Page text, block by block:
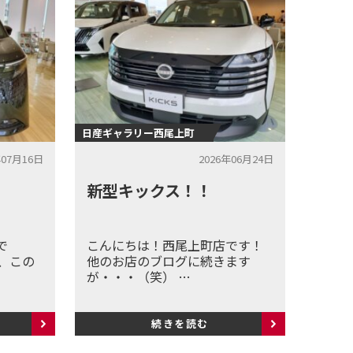
月16日
この
日産ギャラリー西尾上町
2026年06月24日
新型キックス！！
こんにちは！西尾上町店です！
他のお店のブログに続きます
が・・・（笑） …
続きを読む